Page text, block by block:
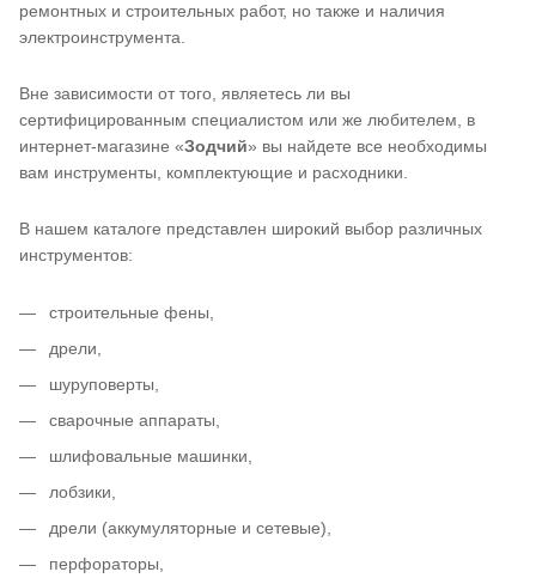
ремонтных и строительных работ, но также и наличия
электроинструмента.
Вне зависимости от того, являетесь ли вы
сертифицированным специалистом или же любителем, в
интернет-магазине «Зодчий» вы найдете все необходимы
вам инструменты, комплектующие и расходники.
В нашем каталоге представлен широкий выбор различных
инструментов:
строительные фены,
дрели,
шуруповерты,
сварочные аппараты,
шлифовальные машинки,
лобзики,
дрели (аккумуляторные и сетевые),
перфораторы,